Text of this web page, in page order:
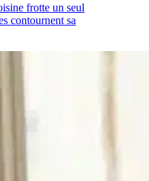
frotte un seul
contournent sa